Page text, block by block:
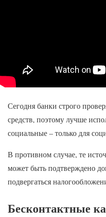
Сегодня банки строго
средств, поэтому лучше
социальные – только для
В противном случае, те
может быть подтверждено
подвергаться
Бесконтактные